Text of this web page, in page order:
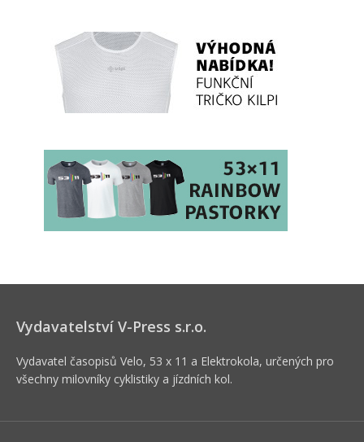
Vydavatelství V-Press s.r.o.
Vydavatel časopisů Velo, 53 x 11 a Elektrokola, určených pro
všechny milovníky cyklistiky a jízdních kol.